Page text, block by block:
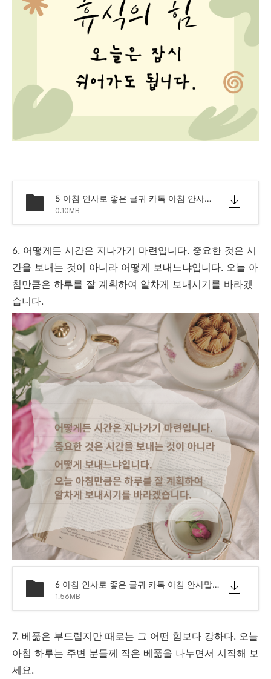
5 아침 인사로 좋은 글귀 카톡 아침 안사말 모음 문구.png
0.10MB
6. 어떻게든 시간은 지나가기 마련입니다. 중요한 것은 시
간을 보내는 것이 아니라 어떻게 보내느냐입니다. 오늘 아
침만큼은 하루를 잘 계획하여 알차게 보내시기를 바라겠
습니다.
6 아침 인사로 좋은 글귀 카톡 아침 안사말 모음 문구.png
1.56MB
7. 베풂은 부드럽지만 때로는 그 어떤 힘보다 강하다. 오늘
아침 하루는 주변 분들께 작은 베풂을 나누면서 시작해 보
세요.